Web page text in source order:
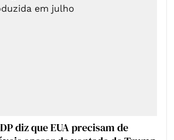
diz que EUA precisam de